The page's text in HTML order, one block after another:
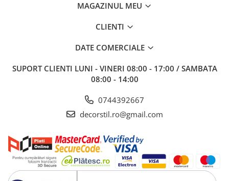
MAGAZINUL MEU
CLIENTI
DATE COMERCIALE
SUPORT CLIENTI LUNI - VINERI 08:00 - 17:00 / SAMBATA
08:00 - 14:00
0744392667
decorstil.ro@gmail.com